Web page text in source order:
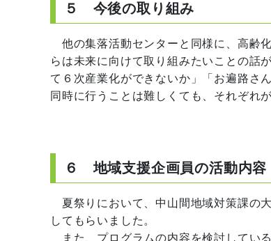
５ 今後の取り組み
他の集落活動センターと同様に、高齢
らは未来に向けて取り組みたいことの話
て６次産業化ができないか」「お遍路さ
同時に行うことは難しくても、それぞれ
６ 地域支援企画員の活動内容
夏祭りにおいて、中山間地域対策課の
してもらいました。
また、プログラムの内容を検討してい